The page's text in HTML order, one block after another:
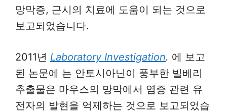
망막증, 근시의 치료에 도움이 되는 것으로
보고되었습니다.
2011년 Laboratory Investigation. 에 보고
된 논문에 는 안토시아닌이 풍부한 빌베리
추출물은 마우스의 망막에서 염증 관련 유
전자의 발현을 억제하는 것으로 보고되었습